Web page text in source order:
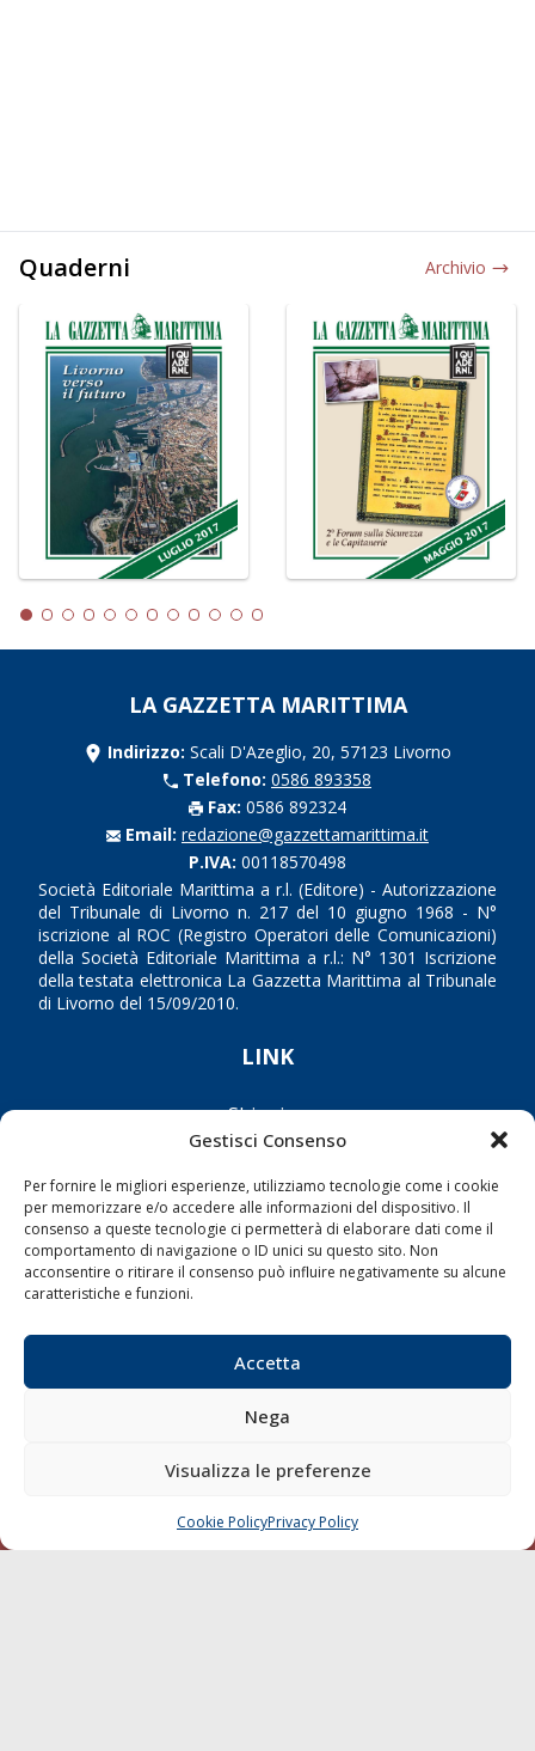
Gestisci Consenso
Per fornire le migliori esperienze, utilizziamo tecnologie come i cookie
per memorizzare e/o accedere alle informazioni del dispositivo. Il
consenso a queste tecnologie ci permetterà di elaborare dati come il
comportamento di navigazione o ID unici su questo sito. Non
acconsentire o ritirare il consenso può influire negativamente su alcune
caratteristiche e funzioni.
Accetta
Nega
Visualizza le preferenze
Cookie PolicyPrivacy Policy
Quaderni Archivio
LA GAZZETTA MARITTIMA
Indirizzo: Scali D'Azeglio, 20, 57123 Livorno
Telefono: 0586 893358
Fax: 0586 892324
Email: redazione@gazzettamarittima.it
P.IVA: 00118570498
Società Editoriale Marittima a r.l. (Editore) - Autorizzazione
del Tribunale di Livorno n. 217 del 10 giugno 1968 - N°
iscrizione al ROC (Registro Operatori delle Comunicazioni)
della Società Editoriale Marittima a r.l.: N° 1301 Iscrizione
della testata elettronica La Gazzetta Marittima al Tribunale
di Livorno del 15/09/2010.
LINK
Shipping
Porti/Interporti
Trasporti
Varie
Sostenibilità
Compagnie di Navigazione
Blue economy
Diporto
CHIAMA SCRIVI